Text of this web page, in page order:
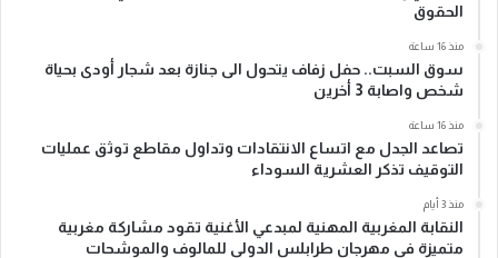
الحقوق
منذ 16 ساعة
سوق السبت.. حفل زفاف يتحول الى جنازة بعد شجار أودى بحياة
شخص واصابة 3 أخرين
منذ 16 ساعة
تصاعد الجدل مع اتساع الانتقادات وتداول مقاطع توثق عمليات
التوقيف تذكر العشرية السوداء
منذ 3 أيام
النقابة المغربية المهنية لمبدعي الأغنية تقود مشاركة مغربية
متميزة في مهرجان طرابلس الدولي للمالوف والموشحات